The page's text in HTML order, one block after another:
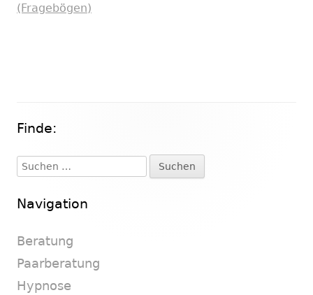
(Fragebögen)
Haupt-
Seitenleiste
Finde:
Suchen
nach:
Navigation
Beratung
Paarberatung
Hypnose